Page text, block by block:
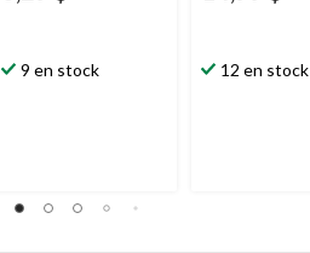
9 en stock 12 en stock